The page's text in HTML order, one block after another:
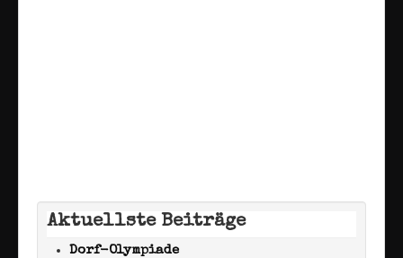
Aktuellste Beiträge
Dorf-Olympiade